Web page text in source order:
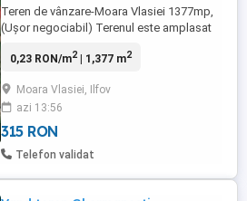
Teren de vânzare-Moara Vlasiei 1377mp,
(Ușor negociabil) Terenul este amplasat
vecinătate, ideal pentru construcția unei
Utilități disponibile în zonă: curent electric
si gaze. Avantaje: teren intravilan; acces ...
0,23 RON/m2| 1,377 m2
Moara Vlasiei, Ilfov
azi 13:56
315 RON
Telefon validat